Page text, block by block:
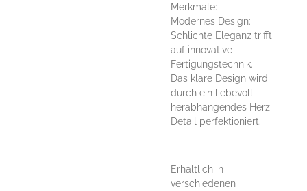
Merkmale:
Modernes Design:
Schlichte Eleganz trifft
auf innovative
Fertigungstechnik.
Das klare Design wird
durch ein liebevoll
herabhängendes Herz-
Detail perfektioniert.
Erhältlich in
verschiedenen